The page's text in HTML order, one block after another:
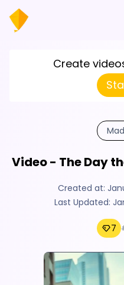
Create
Video - The Day
Created at:
Last Updated:
7